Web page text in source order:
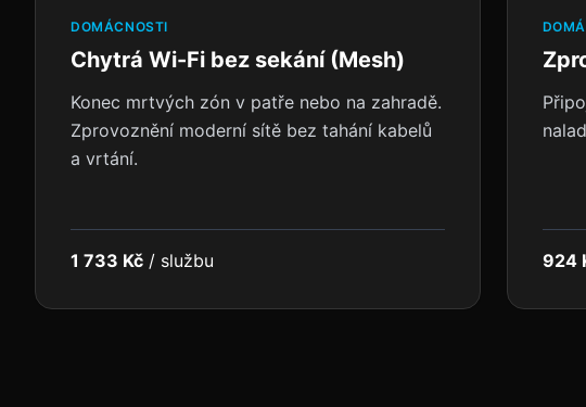
DOMÁCNOSTI
Chytrá Wi-Fi bez sekání (Mesh)
Konec mrtvých zón v patře nebo na zahradě.
Zprovoznění moderní sítě bez tahání kabelů
a vrtání.
1 733 Kč / službu 924